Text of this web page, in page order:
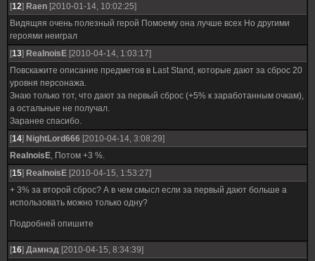
[12] Raen [2010-01-14, 10:02:25]
Видящяя очень полезный герой Помоему она лучше всех Но другими
героями неиграл
[13] RealnoisE [2010-04-14, 1:03:17]
Повскажите описание предметов в Last Stand, которые дают за сброс 20
уровня персонажа.
Знаю только тот, что дают за первый сброс (+5% к заработанным очкам),
а остальные не получал.
Заранее спасибо.
[14] NightLord666 [2010-04-14, 3:08:29]
RealnoisE, Потом +3 %.
[15] RealnoisE [2010-04-15, 1:53:27]
+ 3% за второй сброс? А в чем смысл если за первый дают больше а
использовать можно только одну?
Подробней опишите
[16] Дамнэд [2010-04-15, 8:34:39]